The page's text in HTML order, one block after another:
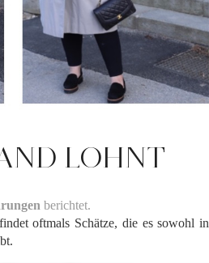
LOHNT
berichtet.
oftmals Schätze, die es sowohl in